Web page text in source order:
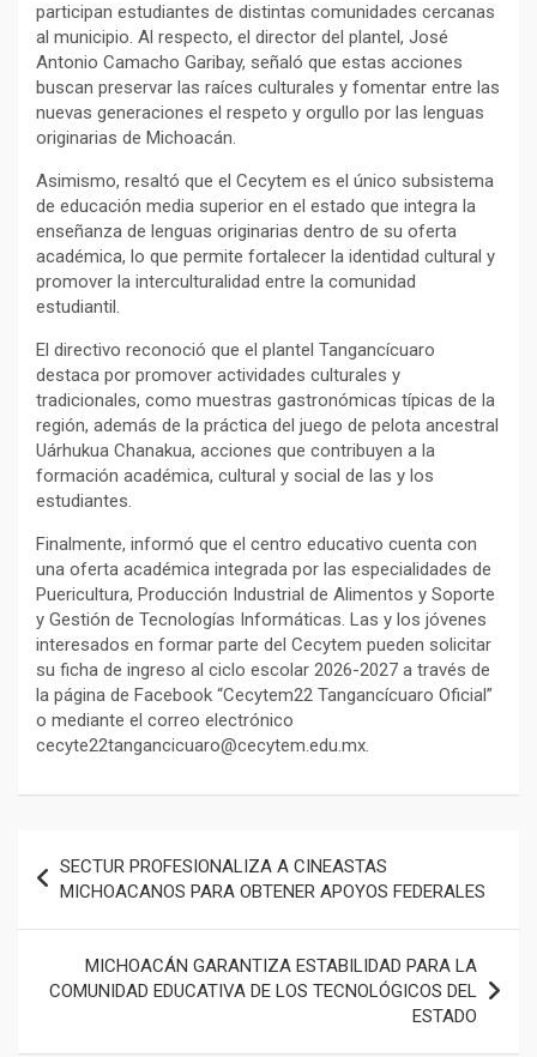
participan estudiantes de distintas comunidades cercanas
al municipio. Al respecto, el director del plantel, José
Antonio Camacho Garibay, señaló que estas acciones
buscan preservar las raíces culturales y fomentar entre las
nuevas generaciones el respeto y orgullo por las lenguas
originarias de Michoacán.
Asimismo, resaltó que el Cecytem es el único subsistema
de educación media superior en el estado que integra la
enseñanza de lenguas originarias dentro de su oferta
académica, lo que permite fortalecer la identidad cultural y
promover la interculturalidad entre la comunidad
estudiantil.
El directivo reconoció que el plantel Tangancícuaro
destaca por promover actividades culturales y
tradicionales, como muestras gastronómicas típicas de la
región, además de la práctica del juego de pelota ancestral
Uárhukua Chanakua, acciones que contribuyen a la
formación académica, cultural y social de las y los
estudiantes.
Finalmente, informó que el centro educativo cuenta con
una oferta académica integrada por las especialidades de
Puericultura, Producción Industrial de Alimentos y Soporte
y Gestión de Tecnologías Informáticas. Las y los jóvenes
interesados en formar parte del Cecytem pueden solicitar
su ficha de ingreso al ciclo escolar 2026-2027 a través de
la página de Facebook “Cecytem22 Tangancícuaro Oficial”
o mediante el correo electrónico
cecyte22tangancicuaro@cecytem.edu.mx.
de
entradas
SECTUR PROFESIONALIZA A CINEASTAS
MICHOACANOS PARA OBTENER APOYOS FEDERALES
MICHOACÁN GARANTIZA ESTABILIDAD PARA LA
COMUNIDAD EDUCATIVA DE LOS TECNOLÓGICOS DEL
ESTADO